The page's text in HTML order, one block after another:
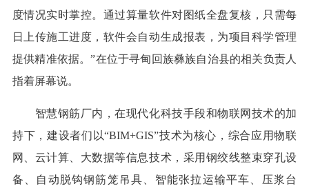
度情况实时掌控。通过算量软件对图纸全盘复核，只需每
日上传施工进度，软件会自动生成报表，为项目科学管理
提供精准依据。”在位于寻甸回族彝族自治县的相关负责人
指着屏幕说。
智慧钢筋厂内，在现代化科技手段和物联网技术的加
持下，建设者们以“BIM+GIS”技术为核心，综合应用物联
网、云计算、大数据等信息技术，采用钢绞线整束穿孔设
备、自动脱钩钢筋笼吊具、智能张拉运输平车、压浆台